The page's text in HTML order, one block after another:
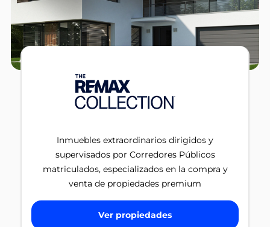
Inmuebles extraordinarios dirigidos y
supervisados por Corredores Públicos
matriculados, especializados en la compra y
venta de propiedades premium
Ver propiedades